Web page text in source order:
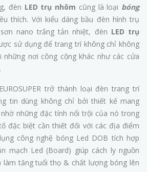
đèn LED trụ nhôm cũng là loại bóng
thích. Với kiểu dáng bầu đèn hình trụ
nano trắng tản nhiệt, đèn LED trụ
sử dụng để trang trí không chỉ không
nơi công cộng khác như các cửa
EUROSUPER trở thành loại đèn trang trí
tin dùng không chỉ bởi thiết kế mang
những đặc tính nổi trội của nó trong
đặc biệt cần thiết đối với các địa điểm
công nghệ bóng Led DOB tích hợp
mạch Led (Board) giúp cách ly nguồn
làm tăng tuổi thọ & chất lượng bóng lên